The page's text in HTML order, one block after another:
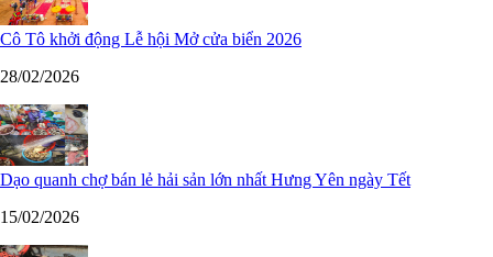
Cô Tô khởi động Lễ hội Mở cửa biển 2026
28/02/2026
Dạo quanh chợ bán lẻ hải sản lớn nhất Hưng Yên ngày Tết
15/02/2026